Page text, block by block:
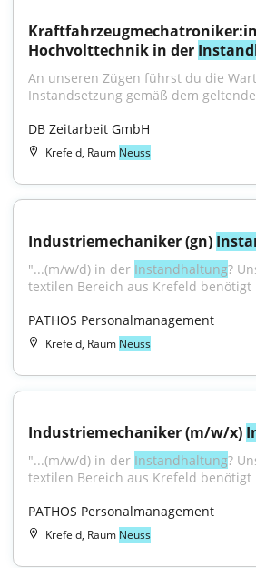
Hochvolttechnik in der
An unseren Zügen führst du die
Instandsetzung gemäß dem
DB Zeitarbeit GmbH
Krefeld, Raum Neuss
Industriemechaniker (gn)
"...(m/w/d) in der Instandhaltung?
textilen Bereich aus Krefeld
PATHOS Personalmanagement
Krefeld, Raum Neuss
Industriemechaniker (m/w/x)
"...(m/w/d) in der Instandhaltung?
textilen Bereich aus Krefeld
PATHOS Personalmanagement
Krefeld, Raum Neuss